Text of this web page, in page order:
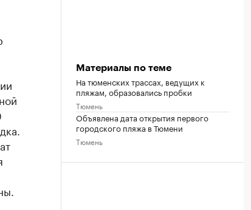
Материалы по теме
На тюменских трассах, ведущих к
пляжам, образовались пробки
Тюмень
Объявлена дата открытия первого
городского пляжа в Тюмени
Тюмень